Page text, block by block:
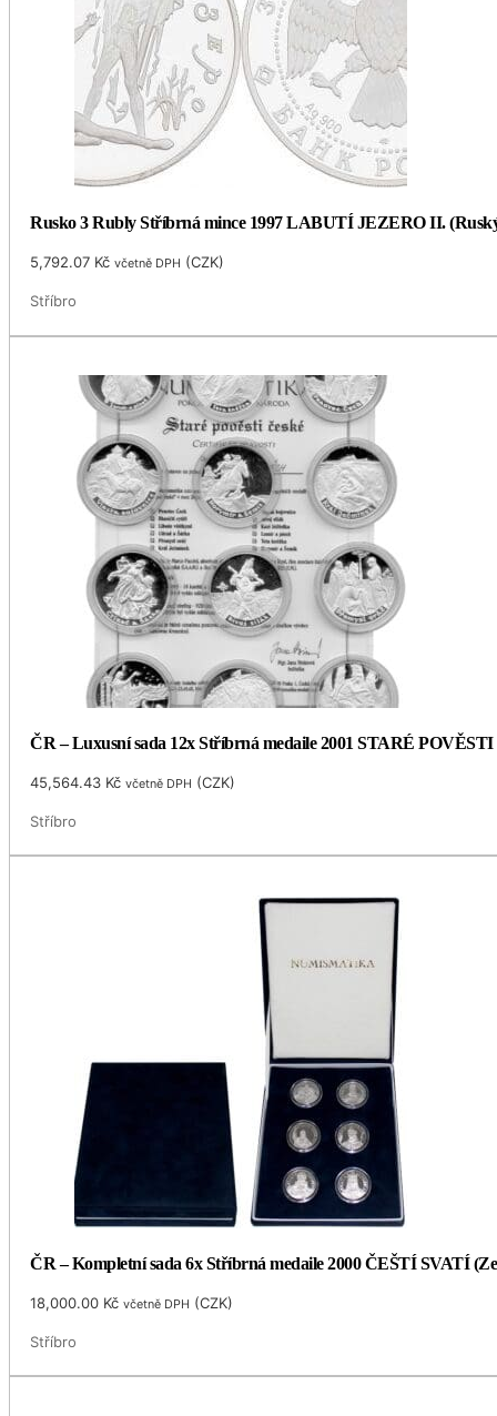
Rusko 3 Rubly Stříbrná mince 1997 LABUTÍ JEZERO II.
5,792.07 Kč včetně DPH (CZK)
Stříbro
ČR – Luxusní sada 12x Stříbrná medaile 2001 STARÉ
45,564.43 Kč včetně DPH (CZK)
Stříbro
ČR – Kompletní sada 6x Stříbrná medaile 2000 ČEŠTÍ SVATÍ
18,000.00 Kč včetně DPH (CZK)
Stříbro